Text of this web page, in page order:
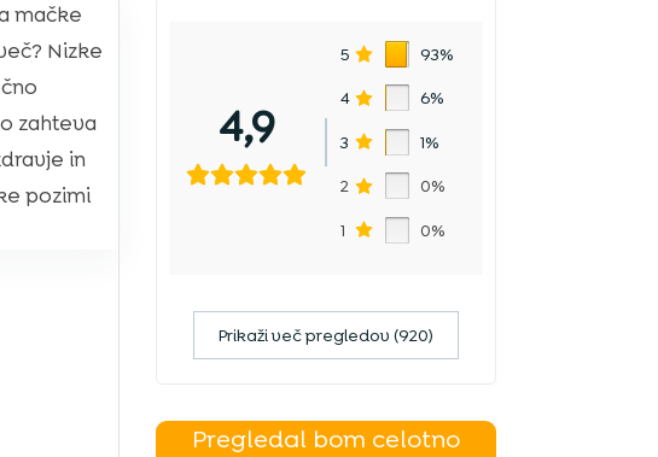
mačke
Nizke
zahteva
in
pozimi
4,9
5 93%
4 6%
3 1%
2 0%
1 0%
Prikaži več pregledov (920)
Pregledal bom celotno